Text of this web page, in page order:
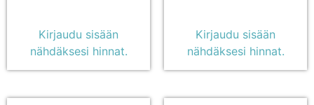
Kirjaudu sisään
nähdäksesi hinnat.
Kirjaudu sisään
nähdäksesi hinnat.